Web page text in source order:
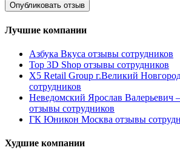
Лучшие компании
Азбука Вкуса отзывы сотрудников
Top 3D Shop отзывы сотрудников
X5 Retail Group г.Великий
сотрудников
Неведомский Ярослав
отзывы сотрудников
ГК Юникон Москва отзывы
Худшие компании